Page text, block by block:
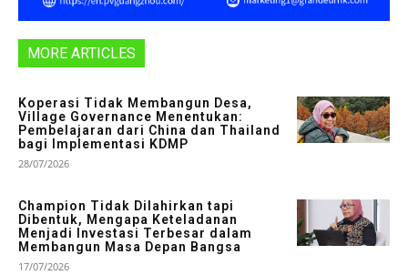
MORE ARTICLES
Koperasi Tidak Membangun Desa,
Village Governance Menentukan:
Pembelajaran dari China dan Thailand
bagi Implementasi KDMP
28/07/2026
Champion Tidak Dilahirkan tapi
Dibentuk, Mengapa Keteladanan
Menjadi Investasi Terbesar dalam
Membangun Masa Depan Bangsa
17/07/2026